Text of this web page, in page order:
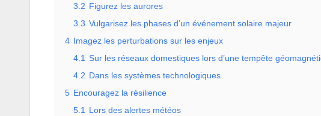
3.2 Figurez les aurores
3.3 Vulgarisez les phases d’un événement solaire majeur
4 Imagez les perturbations sur les enjeux
4.1 Sur les réseaux domestiques lors d’une tempête
4.2 Dans les systèmes technologiques
5 Encouragez la résilience
5.1 Lors des alertes météos